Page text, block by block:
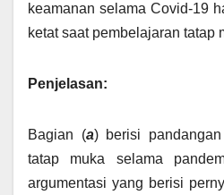
keamanan selama Covid-19
ketat saat pembelajaran tatap
Penjelasan:
Bagian (a) berisi
tatap muka selama
argumentasi yang berisi